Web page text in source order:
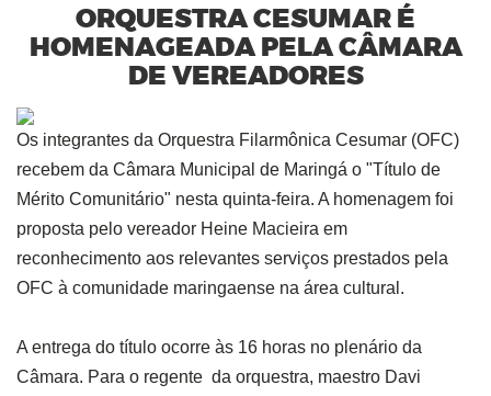
ORQUESTRA CESUMAR É
HOMENAGEADA PELA CÂMARA
DE VEREADORES
Os integrantes da Orquestra Filarmônica Cesumar (OFC)
recebem da Câmara Municipal de Maringá o "Título de
Mérito Comunitário" nesta quinta-feira. A homenagem foi
proposta pelo vereador Heine Macieira em
reconhecimento aos relevantes serviços prestados pela
OFC à comunidade maringaense na área cultural.
A entrega do título ocorre às 16 horas no plenário da
Câmara. Para o regente da orquestra, maestro Davi